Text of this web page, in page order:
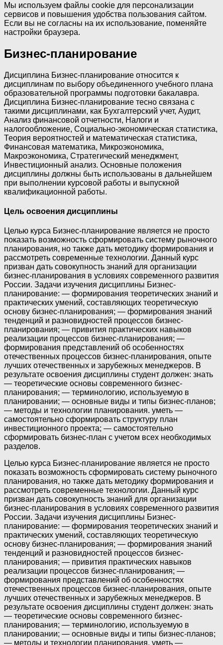
Мы используем файлы cookie для персонализации
сервисов и повышения удобства пользования сайтом.
Если вы не согласны на их использование, поменяйте
настройки браузера.
Бизнес-планирование
Дисциплина Бизнес-планирование относится к
дисциплинам по выбору объединенного учебного плана
образовательной программы подготовки бакалавра.
Дисциплина Бизнес-планирование тесно связана с
такими дисциплинами, как Бухгалтерский учет, Аудит,
Анализ финансовой отчетности, Налоги и
налогообложение, Социально-экономическая статистика,
Теория вероятностей и математическая статистика,
Финансовая математика, Микроэкономика,
Макроэкономика, Стратегический менеджмент,
Инвестиционный анализ. Основные положения
дисциплины должны быть использованы в дальнейшем
при выполнении курсовой работы и выпускной
квалификационной работы.
Цель освоения дисциплины
Целью курса Бизнес-планирование является не просто
показать возможность сформировать систему рыночного
планирования, но также дать методику формирования и
рассмотреть современные технологии. Данный курс
призван дать совокупность знаний для организации
бизнес-планирования в условиях современного развития
России. Задачи изучения дисциплины Бизнес-
планирование: — формирования теоретических знаний и
практических умений, составляющих теоретическую
основу бизнес-планирования; — формирования знаний
тенденций и разновидностей процессов бизнес-
планирования; — привития практических навыков
реализации процессов бизнес-планирования; —
формирования представлений об особенностях
отечественных процессов бизнес-планирования, опыте
лучших отечественных и зарубежных менеджеров. В
результате освоения дисциплины студент должен: знать
— теоретические основы современного бизнес-
планирования; — терминологию, используемую в
планировании; — основные виды и типы бизнес-планов;
— методы и технологии планирования. уметь —
самостоятельно сформировать структуру план
инвестиционного проекта; — самостоятельно
сформировать бизнес-план с учетом всех необходимых
разделов.
Целью курса Бизнес-планирование является не просто
показать возможность сформировать систему рыночного
планирования, но также дать методику формирования и
рассмотреть современные технологии. Данный курс
призван дать совокупность знаний для организации
бизнес-планирования в условиях современного развития
России. Задачи изучения дисциплины Бизнес-
планирование: — формирования теоретических знаний и
практических умений, составляющих теоретическую
основу бизнес-планирования; — формирования знаний
тенденций и разновидностей процессов бизнес-
планирования; — привития практических навыков
реализации процессов бизнес-планирования; —
формирования представлений об особенностях
отечественных процессов бизнес-планирования, опыте
лучших отечественных и зарубежных менеджеров. В
результате освоения дисциплины студент должен: знать
— теоретические основы современного бизнес-
планирования; — терминологию, используемую в
планировании; — основные виды и типы бизнес-планов;
— методы и технологии планирования. уметь —